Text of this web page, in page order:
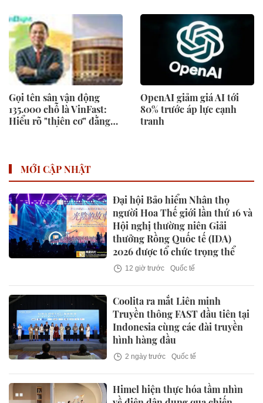
Gọi tên sân vận động
135.000 chỗ là VinFast:
Hiểu rõ "thiên cơ" đằng
OpenAI giảm giá AI tới
80% trước áp lực cạnh
tranh
MỚI CẬP NHẬT
Đại hội Bảo hiểm Nhân thọ
người Hoa Thế giới lần thứ 16 và
Hội nghị thường niên Giải
thưởng Rồng Quốc tế (IDA)
2026 được tổ chức trọng thể
12 giờ trước Quốc tế
Coolita ra mắt Liên minh
Truyền thông FAST đầu tiên tại
Indonesia cùng các đài truyền
hình hàng đầu
2 ngày trước Quốc tế
Himel hiện thực hóa tầm nhìn